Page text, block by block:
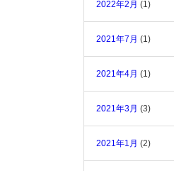
2022年2月 (1)
2021年7月 (1)
2021年4月 (1)
2021年3月 (3)
2021年1月 (2)